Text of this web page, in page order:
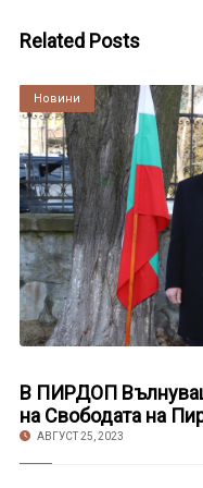
Related Posts
Култура
Новини
В ПИРДОП
на Свободата на
АВГУСТ 25, 2023